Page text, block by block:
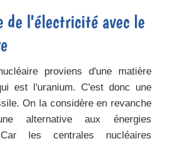
de l'électricité avec le
proviens d'une matière
est l'uranium. C'est donc une
On la considère en revanche
alternative aux énergies
les centrales nucléaires